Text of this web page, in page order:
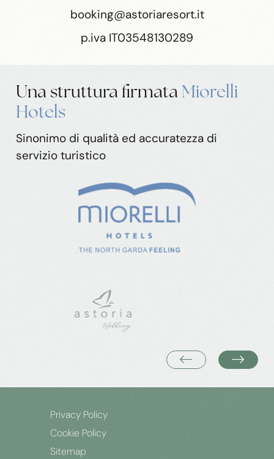
booking@astoriaresort.it
p.iva IT03548130289
Una struttura firmata Miorelli
Hotels
Sinonimo di qualità ed accuratezza di
servizio turistico
Privacy Policy
Cookie Policy
Sitemap